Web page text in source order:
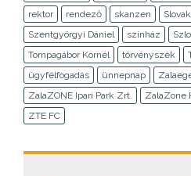
rektor
rendező skanzen
Szentgyörgyi Dániel
színház
Tompagábor Kornél
törvényszék
ügyfélfogadás
ünnepnap
ZalaZONE Ipari Park Zrt.
ZalaZone
ZTE FC